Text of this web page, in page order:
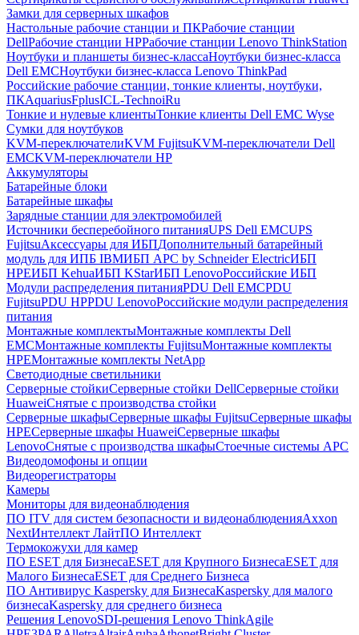
Замки для серверных шкафов
Настольные рабочие станции и ПКРабочие станции
DellРабочие станции HPРабочие станции Lenovo ThinkStation
Ноутбуки и планшеты бизнес-классаНоутбуки бизнес-класса
Dell EMCНоутбуки бизнес-класса Lenovo ThinkPad
Российские рабочие станции, тонкие клиенты, ноутбуки,
ПКAquariusFplusICL-TechnoiRu
Тонкие и нулевые клиентыТонкие клиенты Dell EMC Wyse
Сумки для ноутбуков
KVM-переключателиKVM FujitsuKVM-переключатели Dell
EMCKVM-переключатели HP
Аккумуляторы
Батарейные блоки
Батарейные шкафы
Зарядные станции для электромобилей
Источники бесперебойного питанияUPS Dell EMCUPS
FujitsuАксессуары для ИБПДополнительный батарейный
модуль для ИПБ IBMИБП APC by Schneider ElectricИБП
HPEИБП KehuaИБП KStarИБП LenovoРоссийские ИБП
Модули распределения питанияPDU Dell EMCPDU
FujitsuPDU HPPDU LenovoРоссийские модули распределения
питания
Монтажные комплектыМонтажные комплекты Dell
EMCМонтажные комплекты FujitsuМонтажные комплекты
HPEМонтажные комплекты NetApp
Светодиодные светильники
Серверные стойкиСерверные стойки DellСерверные стойки
HuaweiСнятые с производства стойки
Серверные шкафыСерверные шкафы FujitsuСерверные шкафы
HPEСерверные шкафы HuaweiСерверные шкафы
LenovoСнятые с производства шкафыСтоечные системы APC
Видеодомофоны и опции
Видеорегистраторы
Камеры
Мониторы для видеонаблюдения
ПО ITV для систем безопасности и видеонаблюденияAxxon
NextИнтеллект ЛайтПО Интеллект
Термокожухи для камер
ПО ESET для БизнесаESET для Крупного БизнесаESET для
Малого БизнесаESET для Среднего Бизнеса
ПО Антивирус Kaspersky для БизнесаKaspersky для малого
бизнесаKaspersky для среднего бизнеса
Решения LenovoSDI-решения Lenovo ThinkAgile